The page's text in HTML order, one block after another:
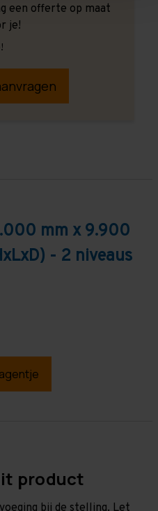
een offerte op maat
je!
mm x 9.900
- 2 niveaus
product
bij de stelling. Let